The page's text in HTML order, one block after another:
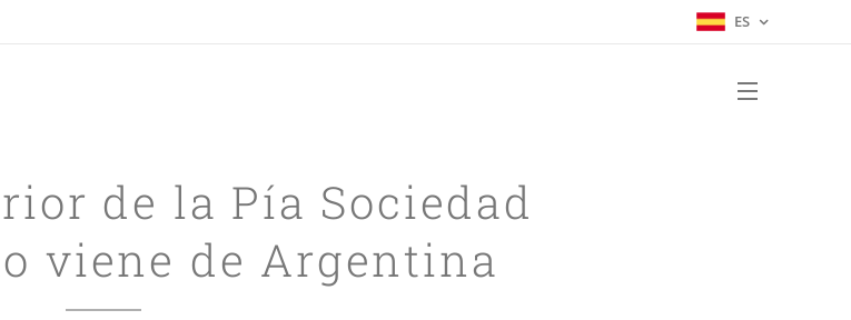
ES
de la Pía Sociedad
viene de Argentina